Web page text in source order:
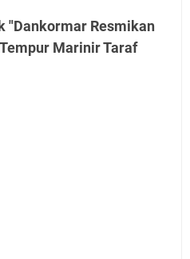
"Dankormar Resmikan
Marinir Taraf